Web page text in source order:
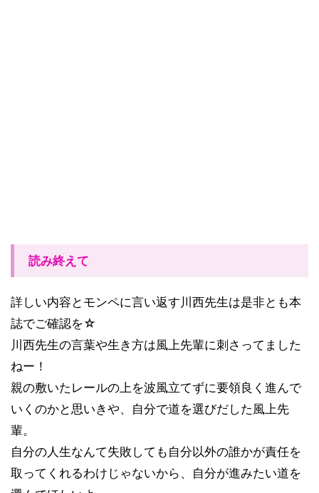
読み終えて
詳しい内容とモンペに言い返す川西先生は是非とも本
誌でご確認を☆
川西先生の言葉や生き方は風上先輩に刺さってました
ねー！
親の敷いたレールの上を波風立てずに要領良く進んで
いくのかと思いきや、自分で道を選びだした風上先
輩。
自分の人生なんて失敗しても自分以外の誰かが責任を
取ってくれるわけじゃないから、自分が進みたい道を